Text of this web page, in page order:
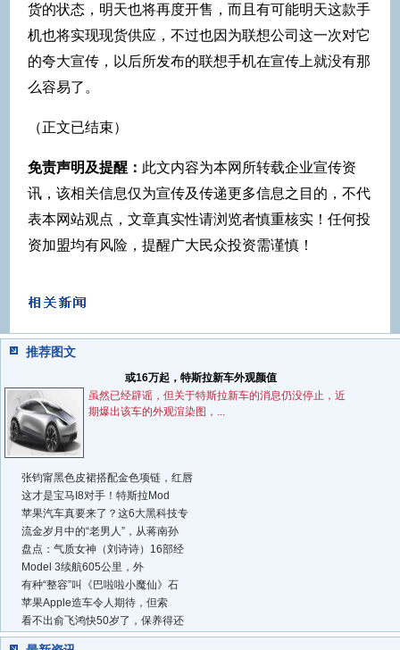
货的状态，明天也将再度开售，而且有可能明天这款手
机也将实现现货供应，不过也因为联想公司这一次对它
的夸大宣传，以后所发布的联想手机在宣传上就没有那
么容易了。
（正文已结束）
免责声明及提醒： 此文内容为本网所转载企业宣传资
讯，该相关信息仅为宣传及传递更多信息之目的，不代
表本网站观点，文章真实性请浏览者慎重核实！任何投
资加盟均有风险，提醒广大民众投资需谨慎！
推荐图文
或16万起，特斯拉新车外观颜值
虽然已经辟谣，但关于特斯拉新车的消息仍没停止，近
期爆出该车的外观渲染图，...
张钧甯黑色皮裙搭配金色项链，红唇
这才是宝马I8对手！特斯拉Mod
苹果汽车真要来了？这6大黑科技专
流金岁月中的“老男人”，从蒋南孙
盘点：气质女神（刘诗诗）16部经
Model 3续航605公里，外
有种“整容”叫《巴啦啦小魔仙》石
苹果Apple造车令人期待，但索
看不出俞飞鸿快50岁了，保养得还